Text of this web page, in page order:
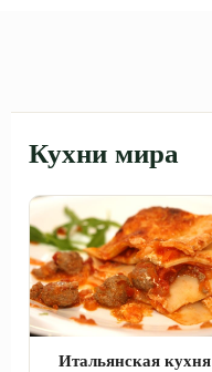
Кухни мира
Итальянская кухня